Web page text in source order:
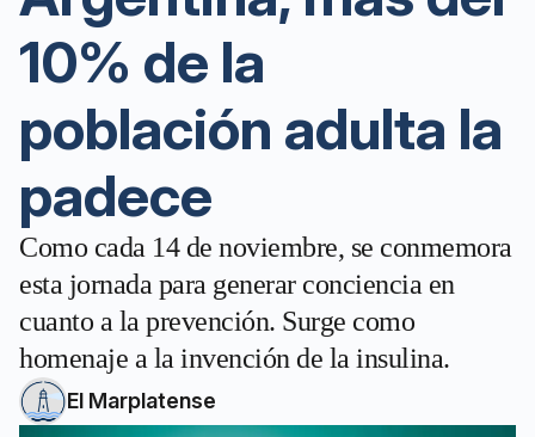
10% de la
población adulta la
padece
Como cada 14 de noviembre, se conmemora
esta jornada para generar conciencia en
cuanto a la prevención. Surge como
homenaje a la invención de la insulina.
El Marplatense